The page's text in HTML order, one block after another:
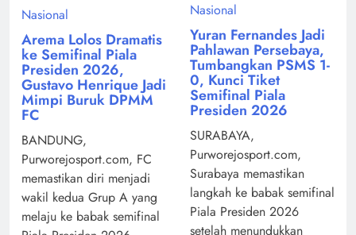
Nasional
Arema Lolos Dramatis
ke Semifinal Piala
Presiden 2026,
Gustavo Henrique Jadi
Mimpi Buruk DPMM
FC
BANDUNG,
Purworejosport.com, FC
memastikan diri menjadi
wakil kedua Grup A yang
melaju ke babak semifinal
Nasional
Yuran Fernandes Jadi
Pahlawan Persebaya,
Tumbangkan PSMS 1-
0, Kunci Tiket
Semifinal Piala
Presiden 2026
SURABAYA,
Purworejosport.com,
Surabaya memastikan
langkah ke babak semifinal
Piala Presiden 2026
setelah menundukkan